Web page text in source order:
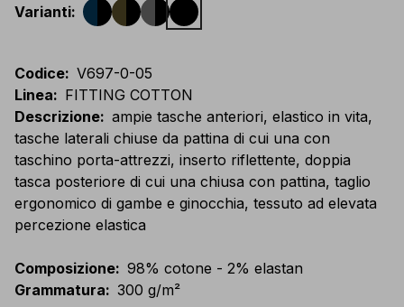
Varianti:
Codice: V697-0-05
Linea: FITTING COTTON
Descrizione: ampie tasche anteriori, elastico in vita,
tasche laterali chiuse da pattina di cui una con
taschino porta-attrezzi, inserto riflettente, doppia
tasca posteriore di cui una chiusa con pattina, taglio
ergonomico di gambe e ginocchia, tessuto ad elevata
percezione elastica
Composizione: 98% cotone - 2% elastan
Grammatura: 300 g/m²